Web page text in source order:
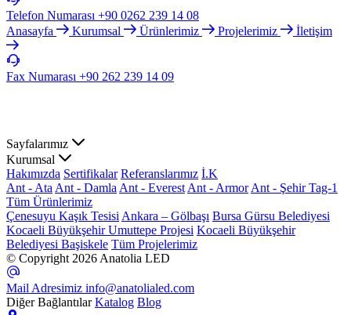
Telefon Numarası +90 0262 239 14 08
Anasayfa
Kurumsal Ürünlerimiz Projelerimiz İletişim
Fax Numarası +90 262 239 14 09
Sayfalarımız
Kurumsal
Hakımızda Sertifikalar Referanslarımız İ.K
Ant - Ata Ant - Damla Ant - Everest Ant - Armor Ant - Şehir Tag-1
Tüm Ürünlerimiz
Çenesuyu Kaşık Tesisi Ankara – Gölbaşı Bursa Gürsu Belediyesi
Kocaeli Büyükşehir Umuttepe Projesi Kocaeli Büyükşehir
Belediyesi Başiskele Tüm Projelerimiz
© Copyright 2026 Anatolia LED
Mail Adresimiz info@anatolialed.com
Diğer Bağlantılar Katalog Blog